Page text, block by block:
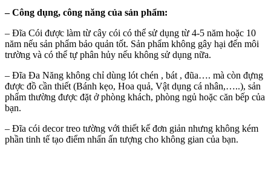
–Công dụng, công năng của sản phẩm:
– Đĩa Cói được làm từ cây cói có thể sử dụng từ 4-5 năm hoặc 10
năm nếu sản phẩm bảo quản tốt. Sản phẩm không gây hại đến môi
trường và có thể tự phân hủy nếu không sử dụng nữa.
– Đĩa Đa Năng không chỉ dùng lót chén , bát , đũa…. mà còn đựng
được đồ cần thiết (Bánh kẹo, Hoa quả, Vật dụng cá nhân,…..), sản
phẩm thường được đặt ở phòng khách, phòng ngủ hoặc căn bếp của
bạn.
– Đĩa cói decor treo tường với thiết kế đơn giản nhưng không kém
phần tinh tế tạo điểm nhấn ấn tượng cho không gian của bạn.